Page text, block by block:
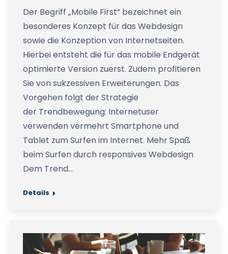
Der Begriff „Mobile First“ bezeichnet ein
besonderes Konzept für das Webdesign
sowie die Konzeption von Internetseiten.
Hierbei entsteht die für das mobile Endgerät
optimierte Version zuerst. Zudem profitieren
Sie von sukzessiven Erweiterungen. Das
Vorgehen folgt der Strategie
der Trendbewegung: Internetuser
verwenden vermehrt Smartphone und
Tablet zum Surfen im Internet. Mehr Spaß
beim Surfen durch responsives Webdesign
Dem Trend…
Details